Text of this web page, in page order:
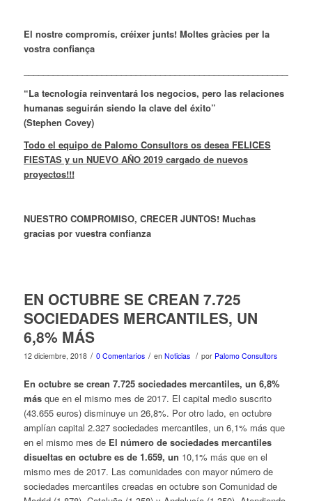
El nostre compromís, créixer junts! Moltes gràcies per la
vostra confiança
“La tecnología reinventará los negocios, pero las relaciones
humanas seguirán siendo la clave del éxito”
(Stephen Covey)
Todo el equipo de Palomo Consultors os desea FELICES
FIESTAS y un NUEVO AÑO 2019 cargado de nuevos
proyectos!!!
NUESTRO COMPROMISO, CRECER JUNTOS! Muchas
gracias por vuestra confianza
EN OCTUBRE SE CREAN 7.725
SOCIEDADES MERCANTILES, UN
6,8% MÁS
12 diciembre, 2018 / 0 Comentarios / en Noticias / por Palomo Consultors
En octubre se crean 7.725 sociedades mercantiles, un 6,8%
másque en el mismo mes de 2017. El capital medio suscrito
(43.655 euros) disminuye un 26,8%. Por otro lado, en octubre
amplían capital 2.327 sociedades mercantiles, un 6,1% más que
en el mismo mes de El número de sociedades mercantiles
disueltas en octubre es de 1.659, un 10,1% más que en el
mismo mes de 2017. Las comunidades con mayor número de
sociedades mercantiles creadas en octubre son Comunidad de